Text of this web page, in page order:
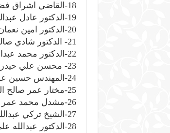
18-القاضي اشراق فضل المقطري، وزيرا للشؤون القانونية.
19-الدكتور عادل عبدالمجيد علوي العبادي، وزيرا للتربية والتعليم.
20-الدكتور امين نعمان محمد القدسي، وزيرا للتعليم العالي والبحث العلمي.
21- الدكتور شادي صالح باصرة، وزيرا للاتصالات وتقنية المعلومات.
22-الدكتور محمد عبدالله علي بامقاء وزيرا للنفط والمعادن.
23- محسن علي حيدرة قاسم العمري، وزيرا للنقل.
24-المهندس حسين عوض سعيد العقربي، وزيرا للاشغال العامة والطرق.
25-مختار عمر صالح اليافعي، وزيرا للشؤون الاجتماعية والعمل.
26-مشدل محمد عمر احمد، وزيرا لحقوق الانسان.
27-الشيخ تركي عبدالله علي الوادعي، وزيرا للاوقاف والإرشاد.
28-الدكتور